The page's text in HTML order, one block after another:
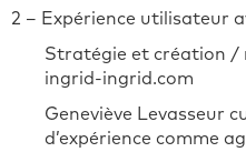
2 – Expérience utilisateur
Stratégie et création /
ingrid-ingrid.com
Geneviève Levasseur
d’expérience comme